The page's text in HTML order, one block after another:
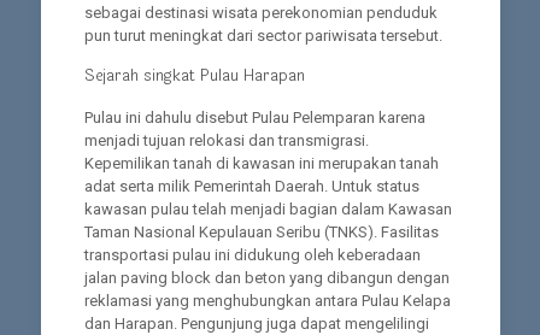
sebagai destinasi wisata perekonomian penduduk
pun turut meningkat dari sector pariwisata tersebut.
Sejarah singkat Pulau Harapan
Pulau ini dahulu disebut Pulau Pelemparan karena
menjadi tujuan relokasi dan transmigrasi.
Kepemilikan tanah di kawasan ini merupakan tanah
adat serta milik Pemerintah Daerah. Untuk status
kawasan pulau telah menjadi bagian dalam Kawasan
Taman Nasional Kepulauan Seribu (TNKS). Fasilitas
transportasi pulau ini didukung oleh keberadaan
jalan paving block dan beton yang dibangun dengan
reklamasi yang menghubungkan antara Pulau Kelapa
dan Harapan. Pengunjung juga dapat mengelilingi